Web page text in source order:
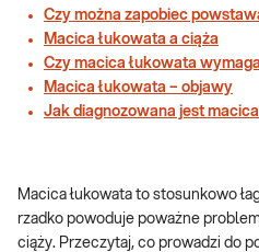
Czy można zapobiec
Macica łukowata a ciąża
Czy macica łukowata
Macica łukowata – objawy
Jak diagnozowana jest
Macica łukowata to stosunkowo
rzadko powoduje poważne
ciąży. Przeczytaj, co prowadzi do